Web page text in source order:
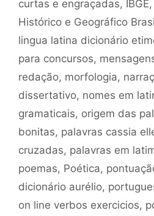
curtas e engraçadas, IBGE,
Histórico e Geográfico
lingua latina dicionário
para concursos,
redação, morfologia,
dissertativo, nomes em
gramaticais, origem das
bonitas, palavras cassia
cruzadas, palavras em
poemas, Poética,
dicionário aurélio,
on line verbos exercicios,